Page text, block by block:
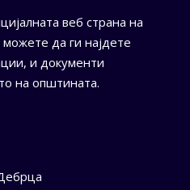
веб страна на
да ги најдете
и документи
на општината.